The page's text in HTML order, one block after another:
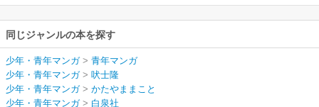
同じジャンルの本を探す
少年・青年マンガ> 青年マンガ
少年・青年マンガ> 吠士隆
少年・青年マンガ> かたやままこと
少年・青年マンガ> 白泉社